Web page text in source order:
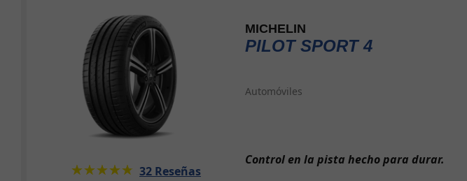
MICHELIN
PILOT SPORT 4
Automóviles
★★★★★
☆☆☆☆☆ 32 Reseñas
Control en la pista hecho para durar.